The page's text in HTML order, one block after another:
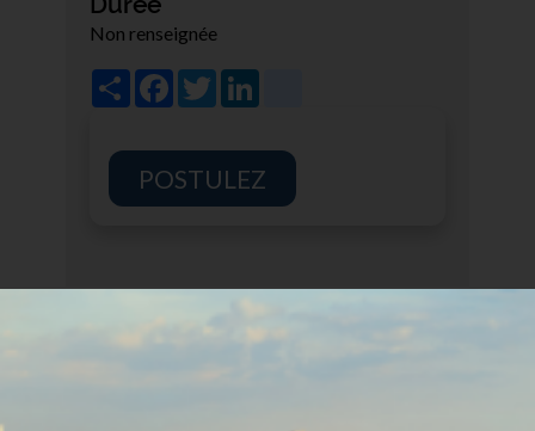
Non renseignée
Share Facebook
Twitter
POSTULEZ